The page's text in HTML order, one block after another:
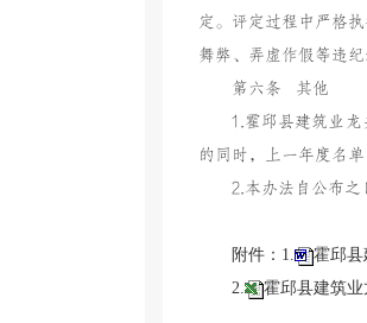
定。评定过程中严格
舞弊、弄虚作假等违
第六条 其他
1.霍邱县建筑业
的同时，上一年度名单
2.本办法自公布之
附件：1.
霍邱县
2.
霍邱县建筑